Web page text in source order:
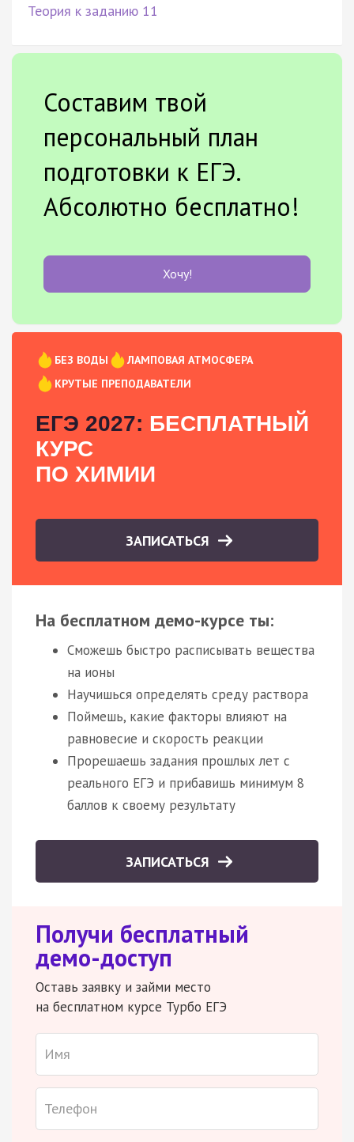
Теория к заданию 11
Составим твой
персональный план
подготовки к ЕГЭ.
Абсолютно бесплатно!
Хочу!
БЕЗ ВОДЫ
ЛАМПОВАЯ АТМОСФЕРА
КРУТЫЕ ПРЕПОДАВАТЕЛИ
ЕГЭ 2027: БЕСПЛАТНЫЙ
КУРС
ПО ХИМИИ
ЗАПИСАТЬСЯ
На бесплатном демо-курсе ты:
Сможешь быстро расписывать вещества
на ионы
Научишься определять среду раствора
Поймешь, какие факторы влияют на
равновесие и скорость реакции
Прорешаешь задания прошлых лет с
реального ЕГЭ и прибавишь минимум 8
баллов к своему результату
ЗАПИСАТЬСЯ
Получи бесплатный
демо-доступ
Оставь заявку и займи место
на бесплатном курсе Турбо ЕГЭ